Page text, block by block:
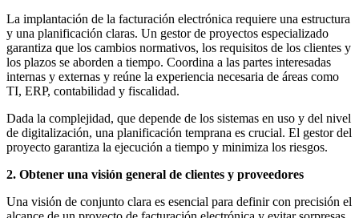
La implantación de la facturación electrónica requiere una estructura
y una planificación claras. Un gestor de proyectos especializado
garantiza que los cambios normativos, los requisitos de los clientes y
los plazos se aborden a tiempo. Coordina a las partes interesadas
internas y externas y reúne la experiencia necesaria de áreas como
TI, ERP, contabilidad y fiscalidad.
Dada la complejidad, que depende de los sistemas en uso y del nivel
de digitalización, una planificación temprana es crucial. El gestor del
proyecto garantiza la ejecución a tiempo y minimiza los riesgos.
2. Obtener una visión general de clientes y proveedores
Una visión de conjunto clara es esencial para definir con precisión el